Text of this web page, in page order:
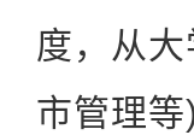
度，从
市管理